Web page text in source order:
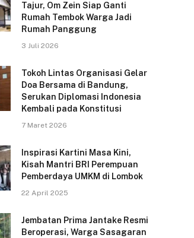
Tajur, Om Zein Siap Ganti
Rumah Tembok Warga Jadi
Rumah Panggung
3 Juli 2026
Tokoh Lintas Organisasi Gelar
Doa Bersama di Bandung,
Serukan Diplomasi Indonesia
Kembali pada Konstitusi
7 Maret 2026
Inspirasi Kartini Masa Kini,
Kisah Mantri BRI Perempuan
Pemberdaya UMKM di Lombok
22 April 2025
Jembatan Prima Jantake Resmi
Beroperasi, Warga Sasagaran